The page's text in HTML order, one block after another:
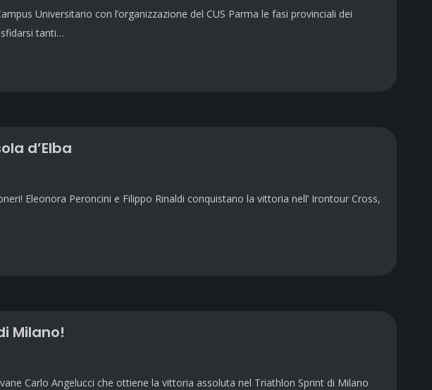
Universitario con l’organizzazione del CUS Parma le fasi provinciali dei
tanti…
d’Elba
Eleonora Peroncini e Filippo Rinaldi conquistano la vittoria nell’ Irontour Cross,
Milano!
Carlo Angelucci che ottiene la vittoria assoluta nel Triathlon Sprint di Milano